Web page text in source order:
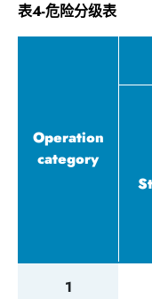
表4-危险分级表
Operation
category
1